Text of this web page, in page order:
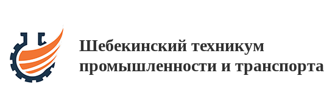
Шебекинский техникум
промышленности и транспорта